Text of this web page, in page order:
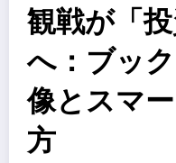
観戦が「
へ：ブッ
像とスマ
方